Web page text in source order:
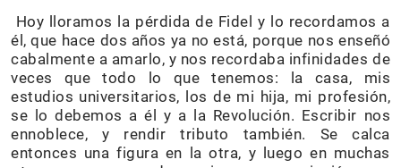
Hoy lloramos la pérdida de Fidel y lo recordamos a
él, que hace dos años ya no está, porque nos enseñó
cabalmente a amarlo, y nos recordaba infinidades de
veces que todo lo que tenemos: la casa, mis
estudios universitarios, los de mi hija, mi profesión,
se lo debemos a él y a la Revolución. Escribir nos
ennoblece, y rendir tributo también. Se calca
entonces una figura en la otra, y luego en muchas